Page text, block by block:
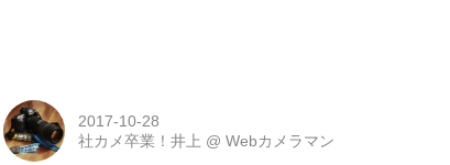
2017-10-28
社カメ卒業！井上 @Webカメラマン